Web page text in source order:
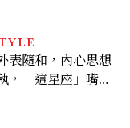
表隨和，內心思想
，「這星座」嘴上